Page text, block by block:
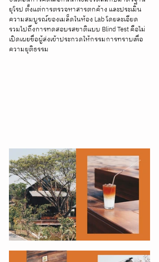
ยุโรป ตั้งแต่การตรวจหาสารตกค้าง และประเมิน
ความสมบูรณ์ของเมล็ดในห้อง Lab โดยละเอียด
รวมไปถึงการทดสอบรสชาติแบบ Blind Test คือไม่
เปิดเผยชื่อผู้ส่งเข้าประกวดให้กรรมการทราบเพื่อ
ความยุติธรรม